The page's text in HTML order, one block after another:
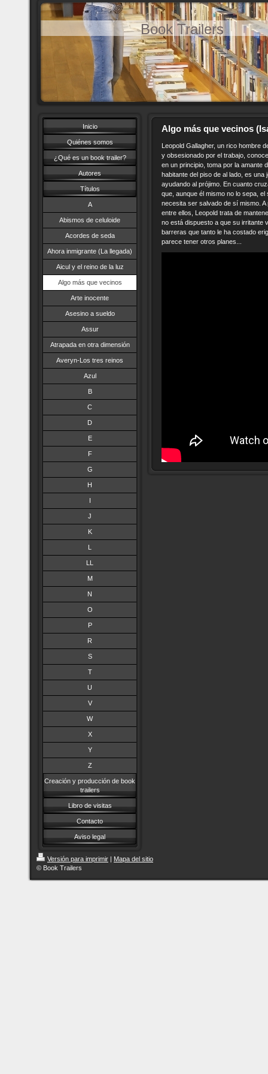
Book Trailers
Inicio
Quiénes somos
¿Qué es un book trailer?
Autores
Títulos
A
Abismos de celuloide
Acordes de seda
Ahora inmigrante (La llegada)
Aicul y el reino de la luz
Algo más que vecinos
Arte inocente
Asesino a sueldo
Assur
Atrapada en otra dimensión
Averyn-Los tres reinos
Azul
B
C
D
E
F
G
H
I
J
K
L
LL
M
N
O
P
R
S
T
U
V
W
X
Y
Z
Creación y producción de book
trailers
Libro de visitas
Contacto
Aviso legal
Algo más que vecinos
Leopold Gallagher, un rico hombre
y obsesionado por el trabajo,
en un principio, toma por la amante
habitante del piso de al lado, es
ayudando al prójimo. En cuanto
que, aunque él mismo no lo sepa,
necesita ser salvado de sí mismo.
entre ellos, Leopold trata de
no está dispuesto a que su irritante
barreras que tanto le ha costado
parece tener otros planes...
Versión para imprimir | Mapa del sitio
© Book Trailers